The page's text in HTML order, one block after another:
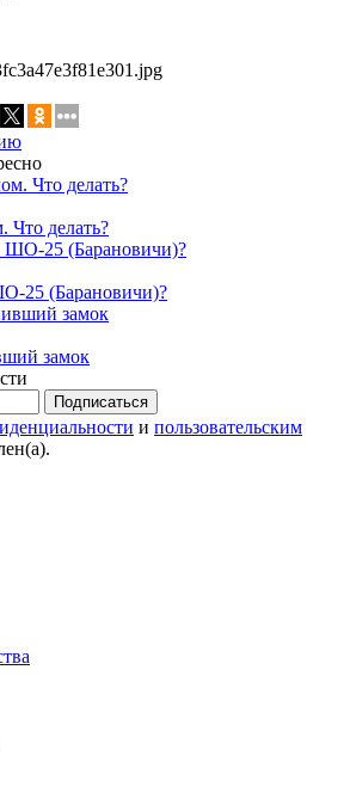
делать?
25 (Барановичи)?
замок
Подписаться
и пользовательским